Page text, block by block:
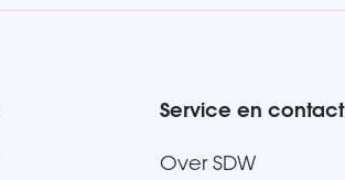
Service en contact
Over SDW